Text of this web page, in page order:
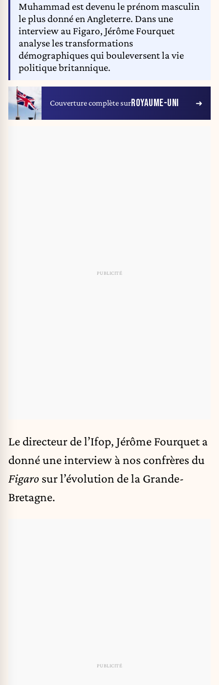
Muhammad est devenu le prénom masculin
le plus donné en Angleterre. Dans une
interview au Figaro, Jérôme Fourquet
analyse les transformations
démographiques qui bouleversent la vie
politique britannique.
Couverture complète surROYAUME-UNI
Le directeur de l’Ifop, Jérôme Fourquet a
donné une interview à nos confrères du
Figaro sur l’évolution de la Grande-
Bretagne.